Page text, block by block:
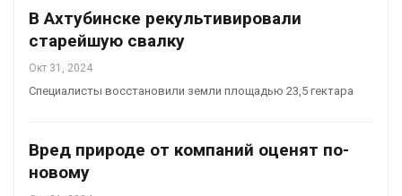
В Ахтубинске рекультивировали
старейшую свалку
Окт 31, 2024
Специалисты восстановили земли площадью 23,5 гектара
Вред природе от компаний оценят по-
новому